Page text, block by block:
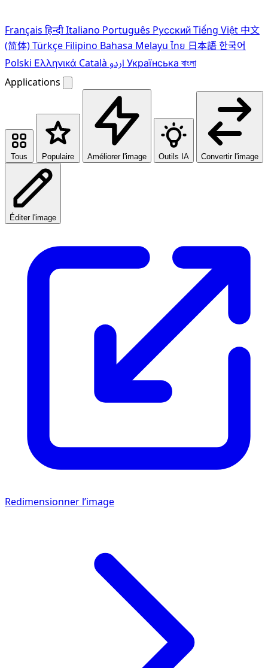
Français हिन्दीItaliano Português PусскийTiếng Việt 中文
(简体)Türkçe Filipino Bahasa Melayu ไทย 日本語한국어
Polski Ελληνικά Català Українська বাংলা
Applications
Tous Populaire Améliorer l'image Outils IA Convertir l'image
Éditer l'image
Redimensionner l’image